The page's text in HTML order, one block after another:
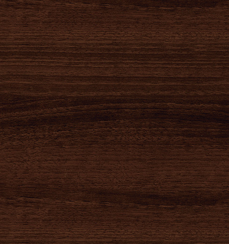
2020-04-21
緊急事態宣言。
これを機にお家でオールウェイズ始めます！ 麺、スープで490円です。 ご自宅で本物の豚骨ラーメンを食べ...
2020-04-17
緊急事態宣言の
発令に伴う重要
なお知らせ
麺也オールウェイズでは、新型コロナウイルス感染症防止のため、行政からの緊急事態宣言および、お客様・スタ...
2020-03-20
本店 臨時休業
のお知らせ
2階からの水漏れがありました。 本日20日より23日（月曜）まで修繕工事を行うため臨時休業とさせていた...